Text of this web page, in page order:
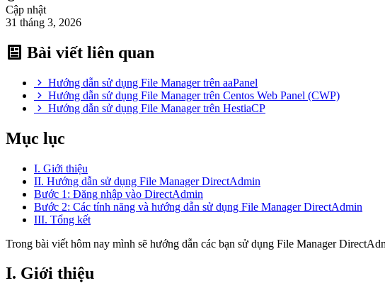
Cập nhật
31 tháng 3, 2026
Bài viết liên quan
Hướng dẫn sử dụng File Manager trên aaPanel
Hướng dẫn sử dụng File Manager trên Centos Web Panel (CWP)
Hướng dẫn sử dụng File Manager trên HestiaCP
Mục lục
I. Giới thiệu
II. Hướng dẫn sử dụng File Manager DirectAdmin
Bước 1: Đăng nhập vào DirectAdmin
Bước 2: Các tính năng và hướng dẫn sử dụng File Manager DirectAdmin
III. Tổng kết
Trong bài viết hôm nay mình sẽ hướng dẫn các bạn sử dụng File Manager
I. Giới thiệu